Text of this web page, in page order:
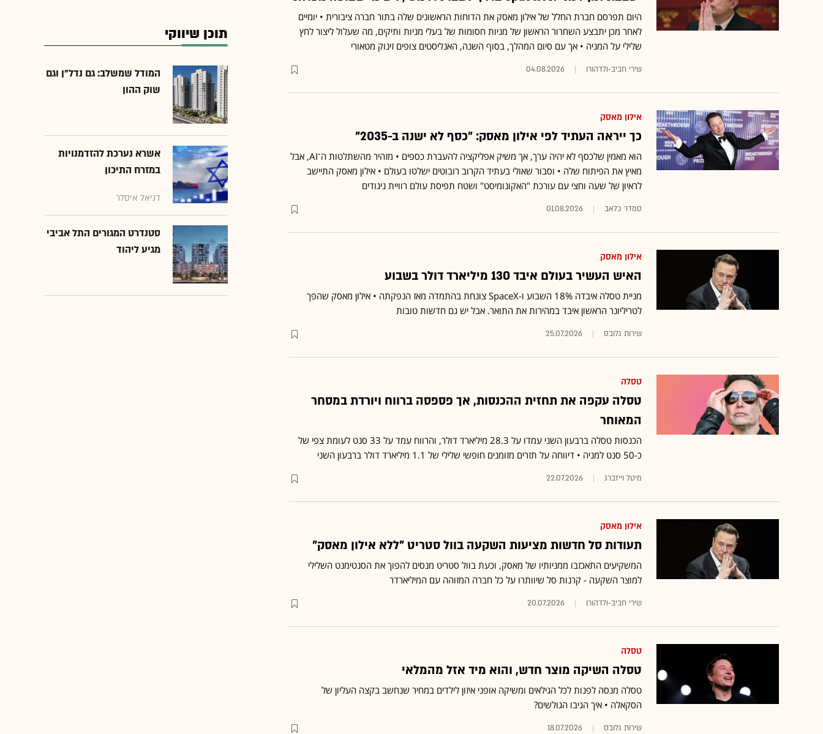
היום תפרסם חברת החלל של אילון מאסק את הדוחות הראשונים שלה בתור חברה ציבורית • יומיים
לאחר מכן יתבצע השחרור הראשון של מניות חסומות של בעלי מניות ותיקים, מה שעלול ליצור לחץ
שלילי על המניה • אך עם סיום המהלך, בסוף השנה, האנליסטים צופים זינוק מטאורי
שירי חביב-ולדהורן 04.08.2026
אילון מאסק
כך ייראה העתיד לפי אילון מאסק: "כסף לא ישנה ב-2035"
הוא מאמין שלכסף לא יהיה ערך, אך משיק אפליקציה להעברת כספים • מזהיר מהשתלטות ה־AI, אבל
מאיץ את הפיתוח שלה • וסבור שאולי בעתיד הקרוב רובוטים ישלטו בעולם • אילון מאסק התיישב
לראיון של שעה וחצי עם עורכת "האקונומיסט" ושטח תפיסת עולם רוויית ניגודים
סמדר כלאב 01.08.2026
אילון מאסק
האיש העשיר בעולם איבד 130 מיליארד דולר בשבוע
מניית טסלה איבדה 18% השבוע ו-SpaceX צונחת בהתמדה מאז הנפקתה • אילון מאסק שהפך
לטריליונר הראשון איבד במהירות את התואר. אבל יש גם חדשות טובות
שירות גלובס 25.07.2026
טסלה
טסלה עקפה את תחזית ההכנסות, אך פספסה ברווח ויורדת במסחר
המאוחר
הכנסות טסלה ברבעון השני עמדו על 28.3 מיליארד דולר, והרווח עמד על 33 סנט לעומת צפי של
כ-50 סנט למניה • דיווחה על תזרים מזומנים חופשי שלילי של 1.1 מיליארד דולר ברבעון השני
מיטל וייזברג 22.07.2026
אילון מאסק
תעודות סל חדשות מציעות השקעה בוול סטריט "ללא אילון מאסק"
המשקיעים התאכזבו ממניותיו של מאסק, וכעת בוול סטריט מנסים להפוך את הסנטימנט השלילי
למוצר השקעה - קרנות סל שיוותרו על כל חברה המזוהה עם המיליארדר
שירי חביב-ולדהורן 20.07.2026
טסלה
טסלה השיקה מוצר חדש, והוא מיד אזל מהמלאי
טסלה מנסה לפנות לכל הגילאים ומשיקה אופני איזון לילדים במחיר שנחשב בקצה העליון של
הסקאלה • איך הגיבו הגולשים?
שירות גלובס 18.07.2026
תוכן שיווקי
המודל שמשלב: גם נדל"ן וגם
שוק ההון
אשרא נערכת להזדמנויות
במזרח התיכון
דניאל איסלר
סטנדרט המגורים התל אביבי
מגיע ליהוד